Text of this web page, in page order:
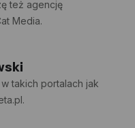
też agencję
Media.
w takich portalach jak